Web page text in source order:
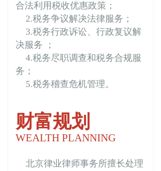
合法利用税收优惠政策；
2.税务争议解决法律服务；
3.税务行政诉讼、行政复议解
决服务 ；
4.税务尽职调查和税务合规服
务；
5.税务稽查危机管理。
财富规划
WEALTH PLANNING
北京律业律师事务所擅长处理